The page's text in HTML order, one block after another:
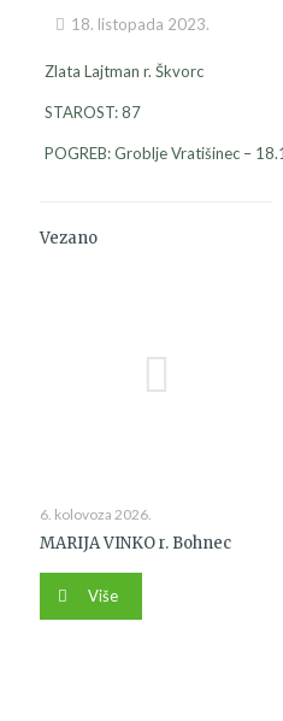
18. listopada 2023.
Zlata Lajtman r. Škvorc
STAROST: 87
POGREB: Groblje Vratišinec –
Vezano
6. kolovoza 2026.
MARIJA VINKO r. Bohnec
Više